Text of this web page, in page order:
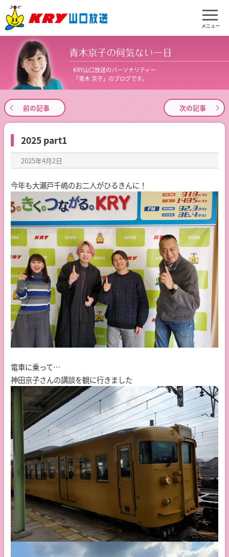
メニュー
KRY山口放送のパーソナリティー
「青木 京子」のブログです。
前の記事 次の記事
2025 part1
2025年4月2日
今年も大瀬戸千嶋のお二人がひるきんに！
電車に乗って…
神田京子さんの講談を観に行きました